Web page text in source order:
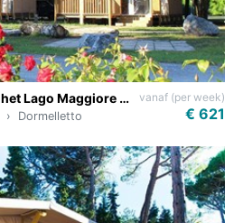
Glamping Airlodge aan het Lago Maggiore in Italië
Dormelletto
vanaf (per week)
€ 621